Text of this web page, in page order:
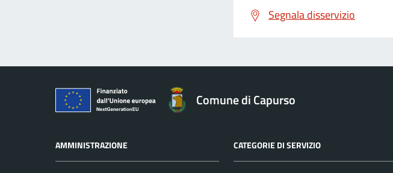
Segnala disservizio
Comune di Capurso
AMMINISTRAZIONE CATEGORIE DI SERVIZIO